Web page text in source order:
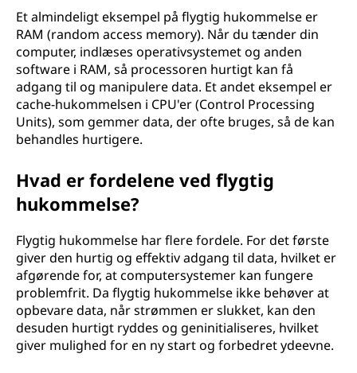
Et almindeligt eksempel på flygtig hukommelse er
RAM (random access memory). Når du tænder din
computer, indlæses operativsystemet og anden
software i RAM, så processoren hurtigt kan få
adgang til og manipulere data. Et andet eksempel er
cache-hukommelsen i CPU'er (Control Processing
Units), som gemmer data, der ofte bruges, så de kan
behandles hurtigere.
Hvad er fordelene ved flygtig
hukommelse?
Flygtig hukommelse har flere fordele. For det første
giver den hurtig og effektiv adgang til data, hvilket er
afgørende for, at computersystemer kan fungere
problemfrit. Da flygtig hukommelse ikke behøver at
opbevare data, når strømmen er slukket, kan den
desuden hurtigt ryddes og geninitialiseres, hvilket
giver mulighed for en ny start og forbedret ydeevne.